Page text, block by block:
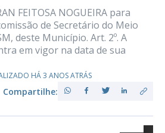
FEITOSA NOGUEIRA para
de Secretário do Meio
deste Município. Art. 2º. A
em vigor na data de sua
HÁ 3 ANOS ATRÁS
Compartilhe: